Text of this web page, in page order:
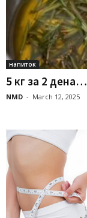
напиток
5 кг за 2
NMD - March 12, 2025